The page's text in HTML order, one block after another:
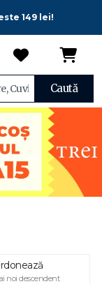
149 lei!
Caută
noi descendent